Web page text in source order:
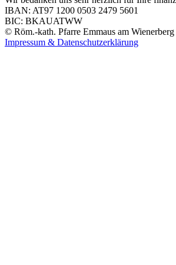
IBAN: AT97 1200 0503 2479 5601
BIC: BKAUATWW
© Röm.-kath. Pfarre Emmaus am Wienerberg
Impressum & Datenschutzerklärung